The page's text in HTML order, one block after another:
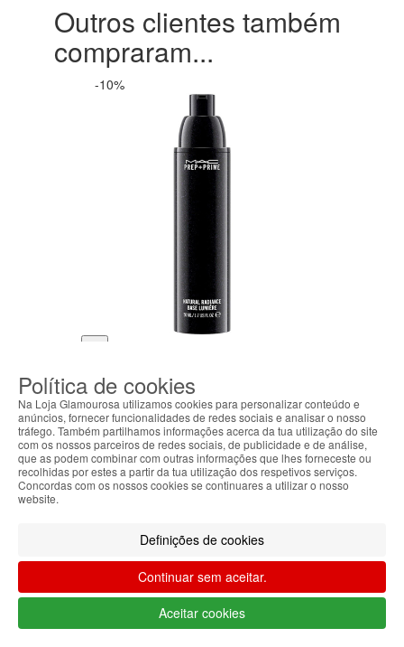
Outros clientes também
compraram...
-10%
Prep + Prime
Natural Radiance
M.A.C.
56.23€50.61€
Produtos visualizados recentemente
-25%
Política de cookies
Na Loja Glamourosa utilizamos cookies para personalizar conteúdo e
anúncios, fornecer funcionalidades de redes sociais e analisar o nosso
tráfego. Também partilhamos informações acerca da tua utilização do site
com os nossos parceiros de redes sociais, de publicidade e de análise,
que as podem combinar com outras informações que lhes forneceste ou
recolhidas por estes a partir da tua utilização dos respetivos serviços.
Concordas com os nossos cookies se continuares a utilizar o nosso
website.
Definições de cookies
Continuar sem aceitar.
Aceitar cookies